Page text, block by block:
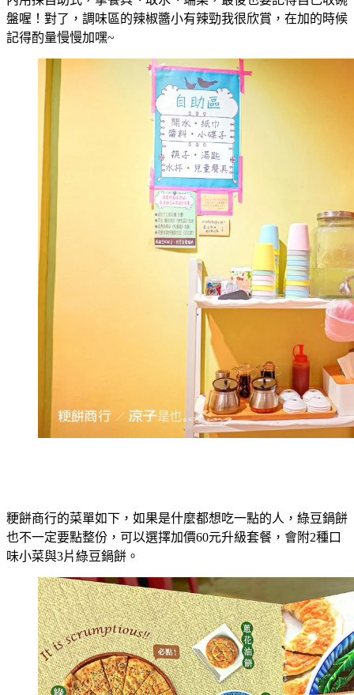
盤喔！對了，調味區的辣椒醬小有辣勁我很欣賞，在加的時候
記得酌量慢慢加嘿~
粳餅商行的菜單如下，如果是什麼都想吃一點的人，綠豆鍋餅
也不一定要點整份，可以選擇加價60元升級套餐，會附2種口
味小菜與3片綠豆鍋餅。